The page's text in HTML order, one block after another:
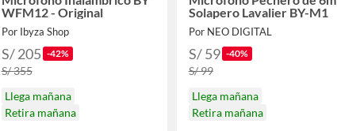
WFM12 - Original
Por Ibyza Shop
S/ 205 -42%
S/ 355
Llega mañana
Retira mañana
Solapero Lavalier BY-M1
Por NEO DIGITAL
S/ 59 -40%
S/ 99
Llega mañana
Retira mañana